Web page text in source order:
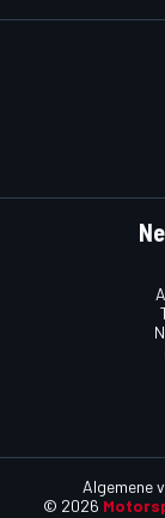
© 2026
Algemene